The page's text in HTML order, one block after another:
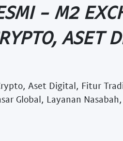
- M2
ASET
Aset Digital, Fitur
Global, Layanan